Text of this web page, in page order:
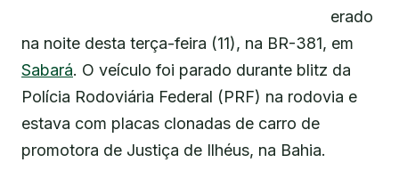
erado
na noite desta terça-feira (11), na BR-381, em
Sabará. O veículo foi parado durante blitz da
Polícia Rodoviária Federal (PRF) na rodovia e
estava com placas clonadas de carro de
promotora de Justiça de Ilhéus, na Bahia.